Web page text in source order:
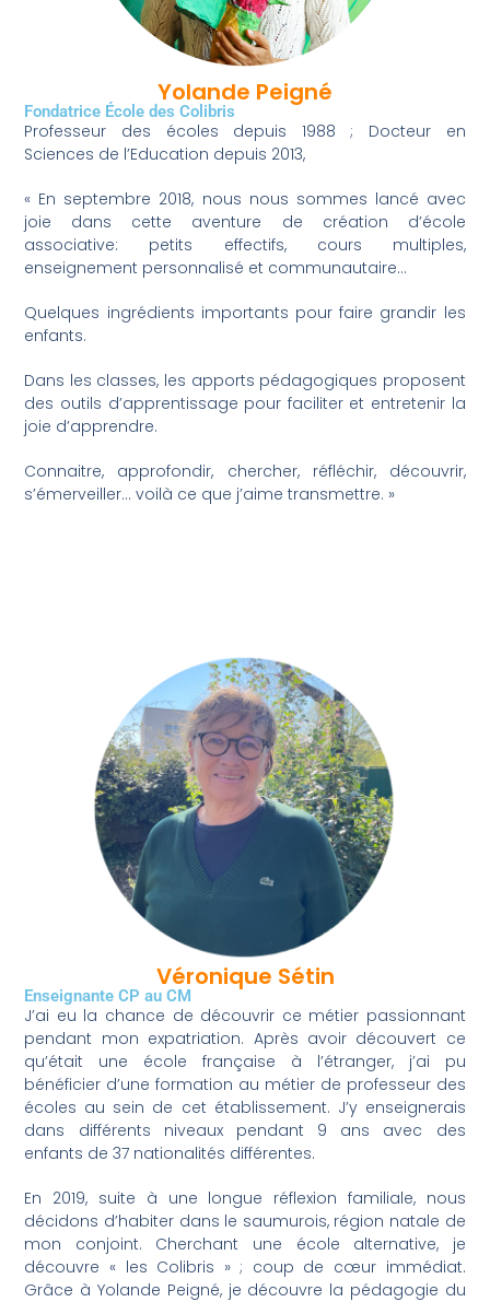
Yolande Peigné
Fondatrice École des Colibris
Professeur des écoles depuis 1988 ; Docteur en
Sciences de l’Education depuis 2013,
« En septembre 2018, nous nous sommes lancé avec
joie dans cette aventure de création d’école
associative: petits effectifs, cours multiples,
enseignement personnalisé et communautaire…
Quelques ingrédients importants pour faire grandir les
enfants.
Dans les classes, les apports pédagogiques proposent
des outils d’apprentissage pour faciliter et entretenir la
joie d’apprendre.
Connaitre, approfondir, chercher, réfléchir, découvrir,
s’émerveiller… voilà ce que j’aime transmettre. »
Véronique Sétin
Enseignante CP au CM
J’ai eu la chance de découvrir ce métier passionnant
pendant mon expatriation. Après avoir découvert ce
qu’était une école française à l’étranger, j’ai pu
bénéficier d’une formation au métier de professeur des
écoles au sein de cet établissement. J’y enseignerais
dans différents niveaux pendant 9 ans avec des
enfants de 37 nationalités différentes.
En 2019, suite à une longue réflexion familiale, nous
décidons d’habiter dans le saumurois, région natale de
mon conjoint. Cherchant une école alternative, je
découvre « les Colibris » ; coup de cœur immédiat.
Grâce à Yolande Peigné, je découvre la pédagogie du